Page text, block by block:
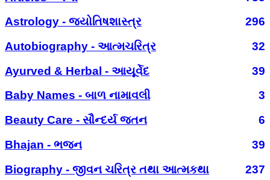
Astrology - જ્યોતિષશાસ્ત્ર
296
Autobiography - આત્મચરિત્ર
32
Ayurved & Herbal - આયૂર્વેદ
39
Baby Names - બાળ નામાવલી
3
Beauty Care - સૌન્દર્ય જતન
6
Bhajan - ભજન
39
Biography - જીવન ચરિત્ર તથા આત્મકથા
237